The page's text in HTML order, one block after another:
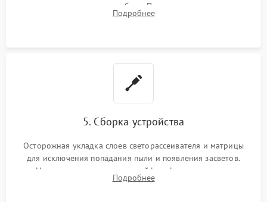
памяти при программных сбоях. При поломке подсветки —
разборка матрицы и замена выгоревших светодиодов.
Подробнее
5. Сборка устройства
Осторожная укладка слоев светорассеивателя и матрицы
для исключения попадания пыли и появления засветов.
Надежное подключение шлейфов, фиксация плат и
аккуратное защелкивание пластикового корпуса монитора.
Подробнее